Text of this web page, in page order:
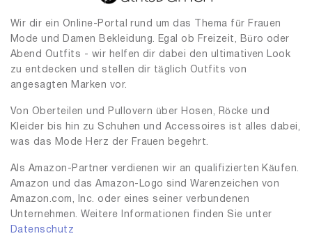
Wir dir ein Online-Portal rund um das Thema für Frauen
Mode und Damen Bekleidung. Egal ob Freizeit, Büro oder
Abend Outfits - wir helfen dir dabei den ultimativen Look
zu entdecken und stellen dir täglich Outfits von
angesagten Marken vor.
Von Oberteilen und Pullovern über Hosen, Röcke und
Kleider bis hin zu Schuhen und Accessoires ist alles dabei,
was das Mode Herz der Frauen begehrt.
Als Amazon-Partner verdienen wir an qualifizierten Käufen.
Amazon und das Amazon-Logo sind Warenzeichen von
Amazon.com, Inc. oder eines seiner verbundenen
Unternehmen. Weitere Informationen finden Sie unter
Datenschutz